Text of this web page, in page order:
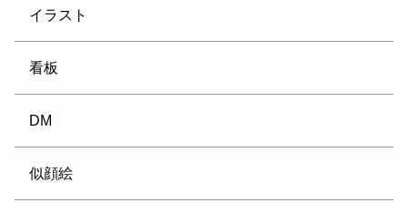
イラスト
看板
DM
似顔絵